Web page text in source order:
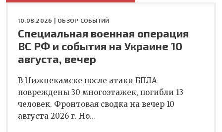
10.08.2026 | ОБЗОР СОБЫТИЙ
Специальная военная операция
ВС РФ и события на Украине 10
августа, вечер
В Нижнекамске после атаки БПЛА
повреждены 30 многоэтажек, погибли 13
человек. Фронтовая сводка на вечер 10
августа 2026 г. Но…